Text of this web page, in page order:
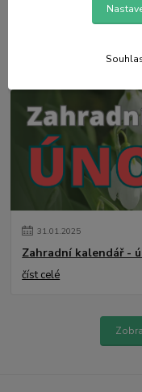
31.01.2025
Zahradní kalendář -
číst celé